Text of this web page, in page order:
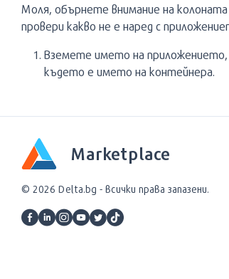
Моля, обърнете внимание на колоната
провери какво не е наред с
Вземете името на
където е името на контейнера.
Marketplace
© 2026 Delta.bg - всички права запазени.